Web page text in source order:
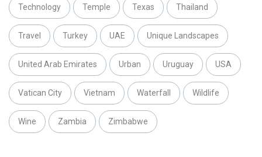
Technology Temple Texas Thailand
Travel Turkey UAE Unique Landscapes
United Arab Emirates Urban Uruguay USA
Vatican City Vietnam Waterfall Wildlife
Wine Zambia Zimbabwe